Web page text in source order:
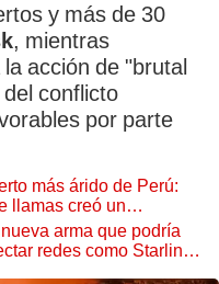
y más de 30
, mientras
acción de "brutal
conflicto
por parte
más árido de Perú:
llamas creó un
arma que podría
redes como Starlink